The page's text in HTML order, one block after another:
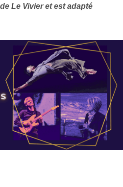
Le Vivier et est adapté